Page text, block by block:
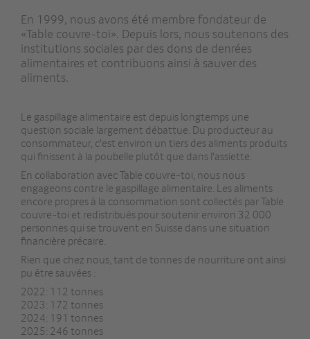
En 1999, nous avons été membre fondateur de
«Table couvre-toi». Depuis lors, nous soutenons des
institutions sociales par des dons de denrées
alimentaires et contribuons ainsi à sauver des
aliments.
Le gaspillage alimentaire est depuis longtemps une
question sociale largement débattue. Du producteur au
consommateur, c'est environ un tiers des aliments produits
qui finissent à la poubelle plutôt que dans l'assiette.
En collaboration avec Table couvre-toi, nous nous
engageons contre le gaspillage alimentaire. Les aliments
encore propres à la consommation sont collectés par Table
couvre-toi et redistribués pour soutenir environ 32 000
personnes qui se trouvent en Suisse dans une situation
financière précaire.
Rien que chez nous, tant de tonnes de nourriture ont ainsi
pu être sauvées :
2022: 112 tonnes
2023: 172 tonnes
2024: 191 tonnes
2025: 246 tonnes